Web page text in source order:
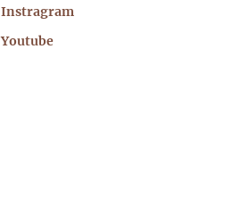
Instragram
Youtube